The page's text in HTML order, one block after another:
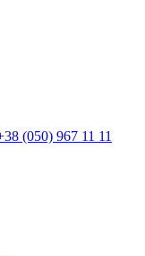
(050) 967 11 11